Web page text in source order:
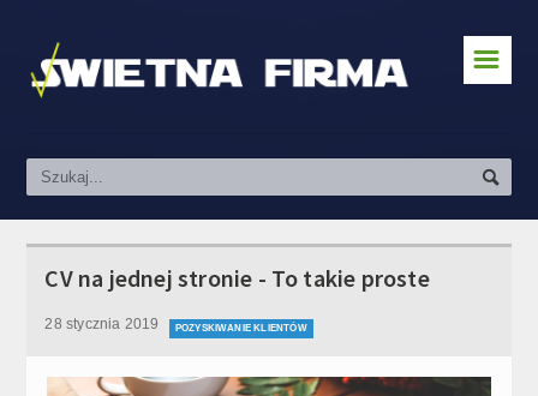
Zakładanie działalności
Pozyskiwanie klientów
Kredyty i finanse
☰
CV na jednej stronie - To takie proste
28 stycznia 2019 POZYSKIWANIE KLIENTÓW